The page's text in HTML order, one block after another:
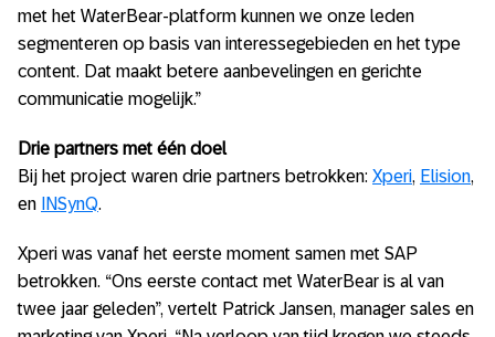
met het WaterBear-platform kunnen we onze leden
segmenteren op basis van interessegebieden en het type
content. Dat maakt betere aanbevelingen en gerichte
communicatie mogelijk.”
Drie partners met één doel
Bij het project waren drie partners betrokken: Xperi, Elision,
en
INSynQ.
Xperi was vanaf het eerste moment samen met SAP
betrokken. “Ons eerste contact met WaterBear is al van
twee jaar geleden”, vertelt Patrick Jansen, manager sales en